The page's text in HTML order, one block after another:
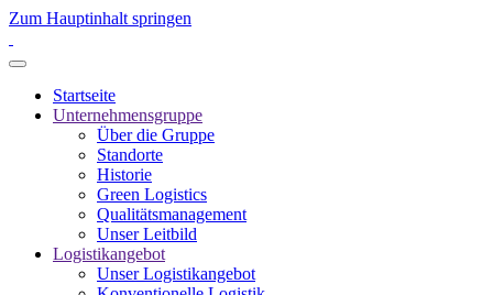
Zum Hauptinhalt springen
Startseite
Unternehmensgruppe
Über die Gruppe
Standorte
Historie
Green Logistics
Qualitätsmanagement
Unser Leitbild
Logistikangebot
Unser Logistikangebot